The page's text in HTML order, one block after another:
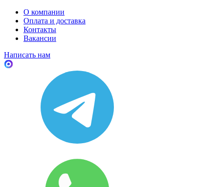
О компании
Оплата и доставка
Контакты
Вакансии
Написать нам